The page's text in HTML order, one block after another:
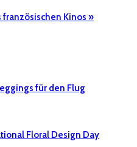
französischen Kinos »
für den Flug
Floral Design Day